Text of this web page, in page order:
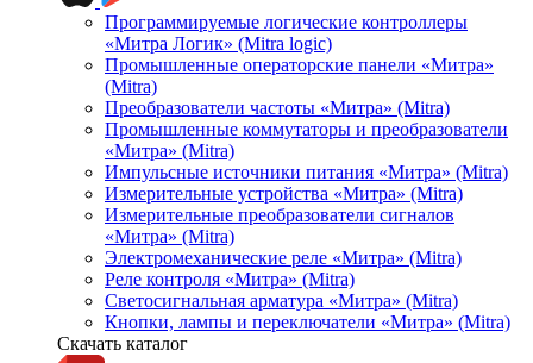
Программируемые логические контроллеры
«Митра Логик» (Mitra logic)
Промышленные операторские панели «Митра»
(Mitra)
Преобразователи частоты «Митра» (Mitra)
Промышленные коммутаторы и преобразователи
«Митра» (Mitra)
Импульсные источники питания «Митра» (Mitra)
Измерительные устройства «Митра» (Mitra)
Измерительные преобразователи сигналов
«Митра» (Mitra)
Электромеханические реле «Митра» (Mitra)
Реле контроля «Митра» (Mitra)
Светосигнальная арматура «Митра» (Mitra)
Кнопки, лампы и переключатели «Митра» (Mitra)
Скачать каталог